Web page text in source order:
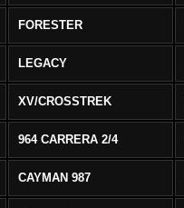
FORESTER
LEGACY
XV/CROSSTREK
964 CARRERA 2/4
CAYMAN 987